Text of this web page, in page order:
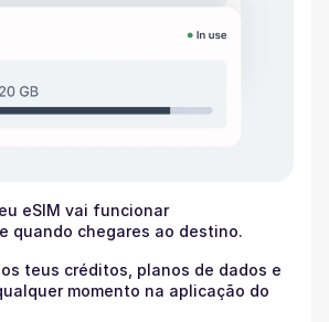
eSIM vai funcionar
quando chegares ao destino.
teus créditos, planos de dados e
momento na aplicação do